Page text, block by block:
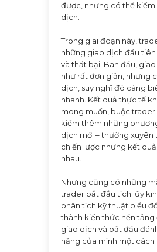
được, nhưng có thể kiếm
dịch.
Trong giai đoạn này,
những giao dịch đầu
và thất bại. Ban đầu,
như rất đơn giản, nhưng
dịch, suy nghĩ đó càng
nhanh. Kết quả thực tế
mong muốn, buộc trader
kiếm thêm những
dịch mới – thường xuyên
chiến lược nhưng kết
nhau.
Nhưng cũng có những
trader bắt đầu tích lũy
phân tích kỹ thuật biểu
thành kiến thức nền tảng
giao dịch và bắt đầu
năng của mình một cách